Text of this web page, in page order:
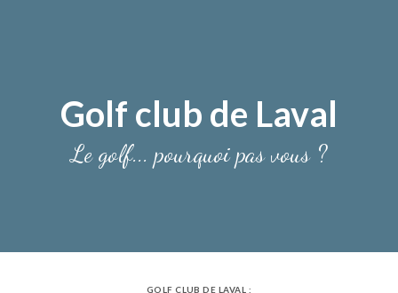
Golf club de Laval
Le golf... pourquoi pas vous ?
GOLF CLUB DE LAVAL :